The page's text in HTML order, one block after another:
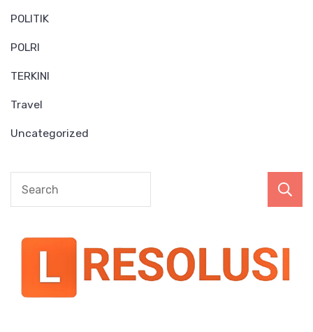
POLITIK
POLRI
TERKINI
Travel
Uncategorized